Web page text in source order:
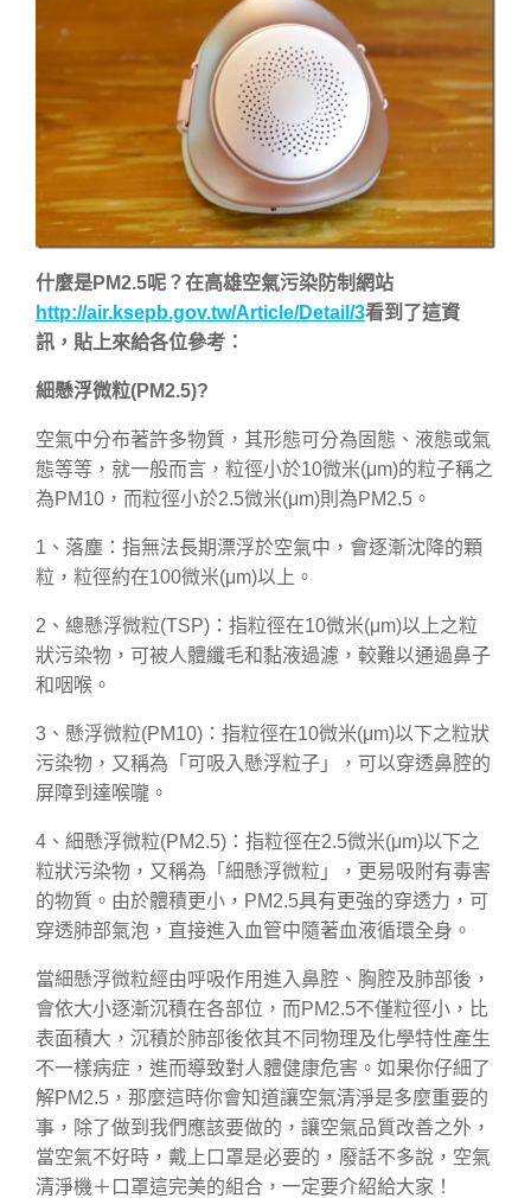
什麼是PM2.5呢？在高雄空氣污染防制網站
http://air.ksepb.gov.tw/Article/Detail/3看到了這資
訊，貼上來給各位參考：
細懸浮微粒(PM2.5)?
空氣中分布著許多物質，其形態可分為固態、液態或氣
態等等，就一般而言，粒徑小於10微米(μm)的粒子稱之
為PM10，而粒徑小於2.5微米(μm)則為PM2.5。
1、落塵：指無法長期漂浮於空氣中，會逐漸沈降的顆
粒，粒徑約在100微米(μm)以上。
2、總懸浮微粒(TSP)：指粒徑在10微米(μm)以上之粒
狀污染物，可被人體纖毛和黏液過濾，較難以通過鼻子
和咽喉。
3、懸浮微粒(PM10)：指粒徑在10微米(μm)以下之粒狀
污染物，又稱為「可吸入懸浮粒子」，可以穿透鼻腔的
屏障到達喉嚨。
4、細懸浮微粒(PM2.5)：指粒徑在2.5微米(μm)以下之
粒狀污染物，又稱為「細懸浮微粒」，更易吸附有毒害
的物質。由於體積更小，PM2.5具有更強的穿透力，可
穿透肺部氣泡，直接進入血管中隨著血液循環全身。
當細懸浮微粒經由呼吸作用進入鼻腔、胸腔及肺部後，
會依大小逐漸沉積在各部位，而PM2.5不僅粒徑小，比
表面積大，沉積於肺部後依其不同物理及化學特性產生
不一樣病症，進而導致對人體健康危害。如果你仔細了
解PM2.5，那麼這時你會知道讓空氣清淨是多麼重要的
事，除了做到我們應該要做的，讓空氣品質改善之外，
當空氣不好時，戴上口罩是必要的，廢話不多說，空氣
清淨機＋口罩這完美的組合，一定要介紹給大家！